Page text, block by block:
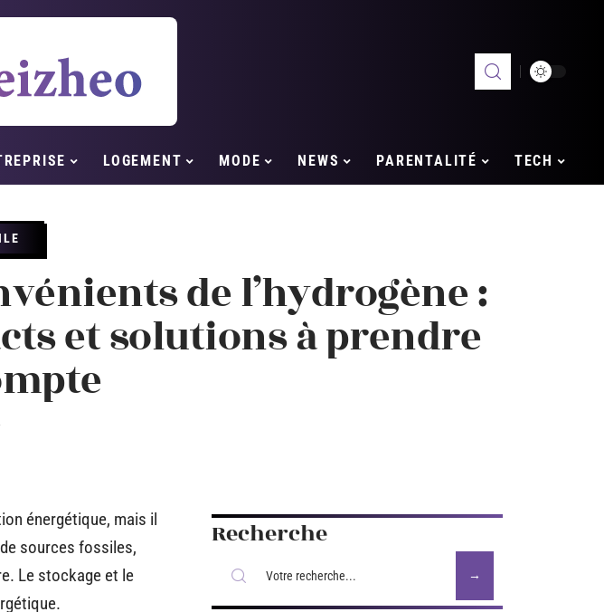
LOGEMENT MODE NEWS PARENTALITÉ TECH
de l’hydrogène :
et solutions à prendre
énergétique, mais il
sources fossiles,
Le stockage et le
Recherche